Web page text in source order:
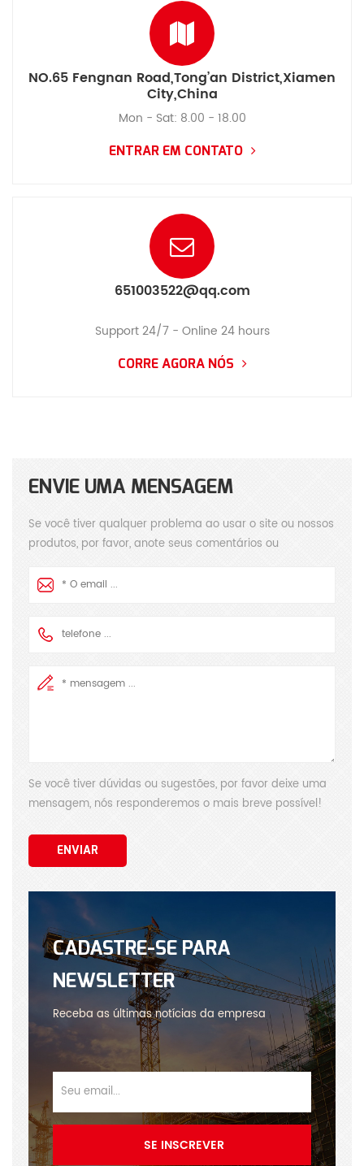
NO.65 Fengnan Road,Tong’an District,Xiamen
City,China
Mon - Sat: 8.00 - 18.00
ENTRAR EM CONTATO
651003522@qq.com
Support 24/7 - Online 24 hours
CORRE AGORA NÓS
ENVIE UMA MENSAGEM
Se você tiver qualquer problema ao usar o site ou nossos
produtos, por favor, anote seus comentários ou
rapidamente possível! obrigado pela sua atenção!
Se você tiver dúvidas ou sugestões, por favor deixe uma
mensagem, nós responderemos o mais breve possível!
ENVIAR
CADASTRE-SE PARA
NEWSLETTER
Receba as últimas notícias da empresa
SE INSCREVER